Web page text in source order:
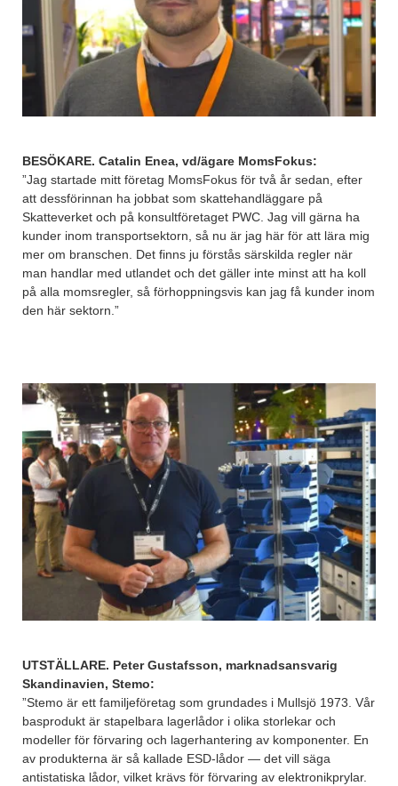
BESÖKARE. Catalin Enea, vd/ägare MomsFokus:
”Jag startade mitt företag MomsFokus för två år sedan, efter
att dessförinnan ha jobbat som skattehandläggare på
Skatteverket och på konsultföretaget PWC. Jag vill gärna ha
kunder inom transportsektorn, så nu är jag här för att lära mig
mer om branschen. Det finns ju förstås särskilda regler när
man handlar med utlandet och det gäller inte minst att ha koll
på alla momsregler, så förhoppningsvis kan jag få kunder inom
den här sektorn.”
UTSTÄLLARE. Peter Gustafsson, marknadsansvarig
Skandinavien, Stemo:
”Stemo är ett familjeföretag som grundades i Mullsjö 1973. Vår
basprodukt är stapelbara lagerlådor i olika storlekar och
modeller för förvaring och lagerhantering av komponenter. En
av produkterna är så kallade ESD-lådor — det vill säga
antistatiska lådor, vilket krävs för förvaring av elektronikprylar.